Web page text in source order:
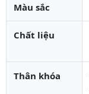
Màu sắc
Chất liệu
Thân khóa